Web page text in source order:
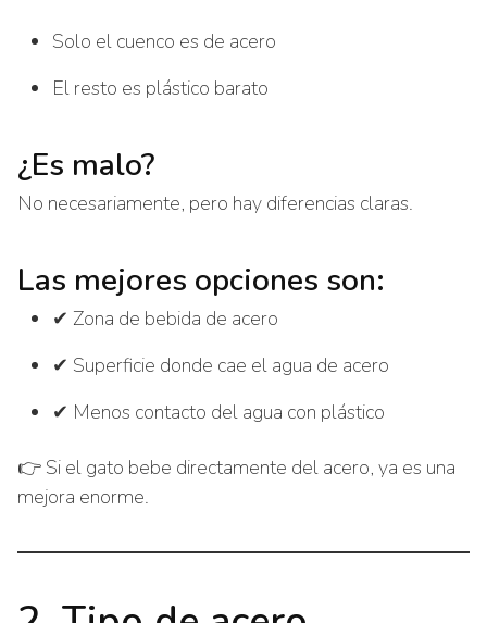
Solo el cuenco es de acero
El resto es plástico barato
¿Es malo?
No necesariamente, pero hay diferencias claras.
Las mejores opciones son:
✔ Zona de bebida de acero
✔ Superficie donde cae el agua de acero
✔ Menos contacto del agua con plástico
👉 Si el gato bebe directamente del acero, ya es una
mejora enorme.